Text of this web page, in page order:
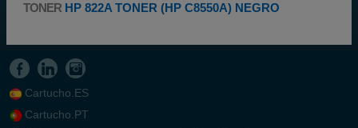
TONER HP 822A TONER (HP C8550A) NEGRO
Cartucho.ES
Cartucho.PT